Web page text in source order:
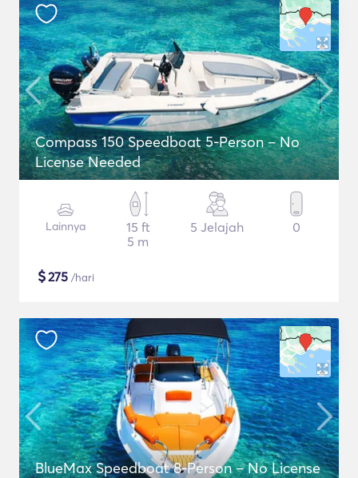
Compass 150 Speedboat 5-Person – No
License Needed
Lainnya
15 ft
5 m
5 Jelajah 0
$275 /hari
BlueMax Speedboat 8-Person – No License